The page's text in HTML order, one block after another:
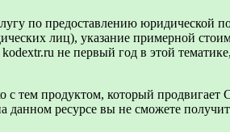
по предоставлению юридической
лиц), указание примерной
не первый год в этой
с тем продуктом, который продвигает
данном ресурсе вы не сможете